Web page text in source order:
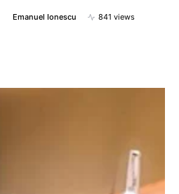
Emanuel Ionescu 841 views